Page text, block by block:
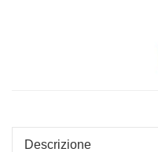
Descrizione